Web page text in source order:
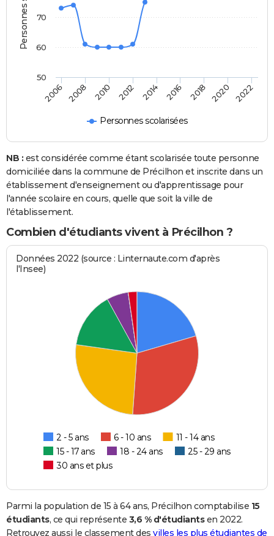
Personnes scolarisées
2006 2008 2010 2012 2014 2016 2018 2020 2022
50
60
70
NB : est considérée comme étant scolarisée toute personne
domiciliée dans la commune de Précilhon et inscrite dans un
établissement d'enseignement ou d'apprentissage pour
l'année scolaire en cours, quelle que soit la ville de
l'établissement.
Combien d'étudiants vivent à Précilhon ?
Données 2022 (source : Linternaute.com d'après
l'Insee)
2 - 5 ans 6 - 10 ans
11 - 14 ans
15 - 17 ans
18 - 24 ans
25 - 29 ans
30 ans et plus
Parmi la population de 15 à 64 ans, Précilhon comptabilise 15
étudiants, ce qui représente 3,6 % d'étudiantsen 2022.
Retrouvez aussi le classement des villes les plus étudiantes de